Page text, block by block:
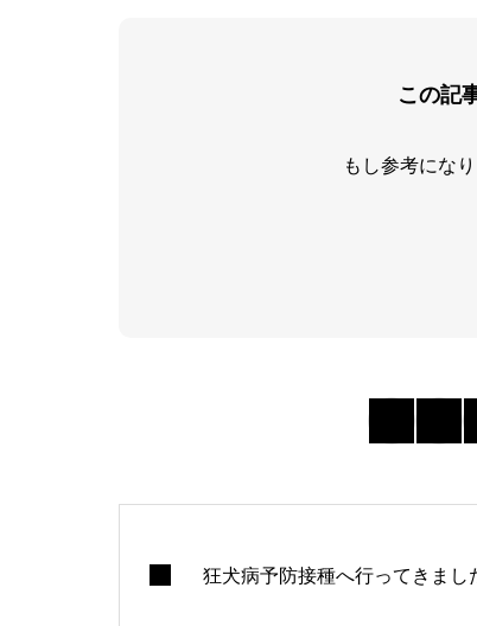
この記
もし参考にな
狂犬病予防接種へ行ってきまし